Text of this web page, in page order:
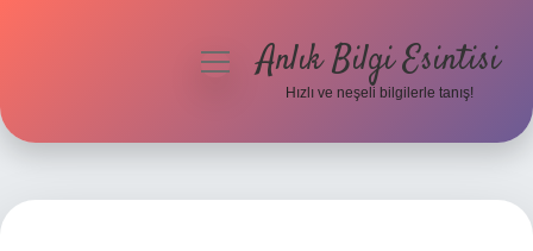
menüyüAnlık Bilgi Esintisi
Hızlı ve neşeli bilgilerle tanış!